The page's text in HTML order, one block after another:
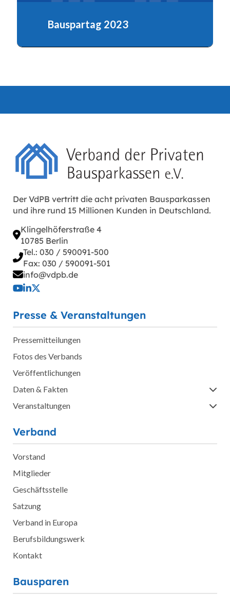
Bezahlbares Wohnen – Energieeffizienz im
Bauspartag 2023
Der VdPB vertritt die acht privaten Bausparkassen
und ihre rund 15 Millionen Kunden in Deutschland.
Klingelhöferstraße 4
10785 Berlin
Tel.: 030 / 590091-500
Fax: 030 / 590091-501
info@vdpb.de
Presse & Veranstaltungen
Pressemitteilungen
Fotos des Verbands
Veröffentlichungen
Daten & Fakten
Veranstaltungen
Verband
Vorstand
Mitglieder
Geschäftsstelle
Satzung
Verband in Europa
Berufsbildungswerk
Kontakt
Bausparen